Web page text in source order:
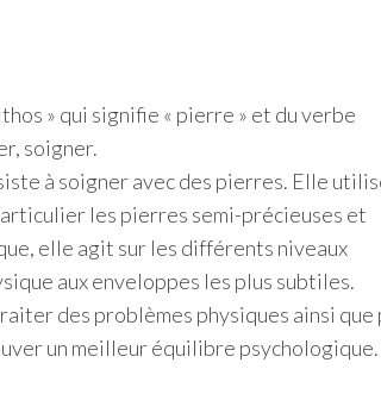
» qui signifie « pierre » et du verbe
soigner.
à soigner avec des pierres. Elle
les pierres semi-précieuses et
elle agit sur les différents niveaux
aux enveloppes les plus subtiles.
des problèmes physiques ainsi que
un meilleur équilibre psychologique.